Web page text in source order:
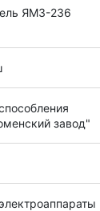
ЯМЗ-236
завод"